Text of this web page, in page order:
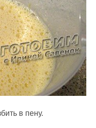
в пену.